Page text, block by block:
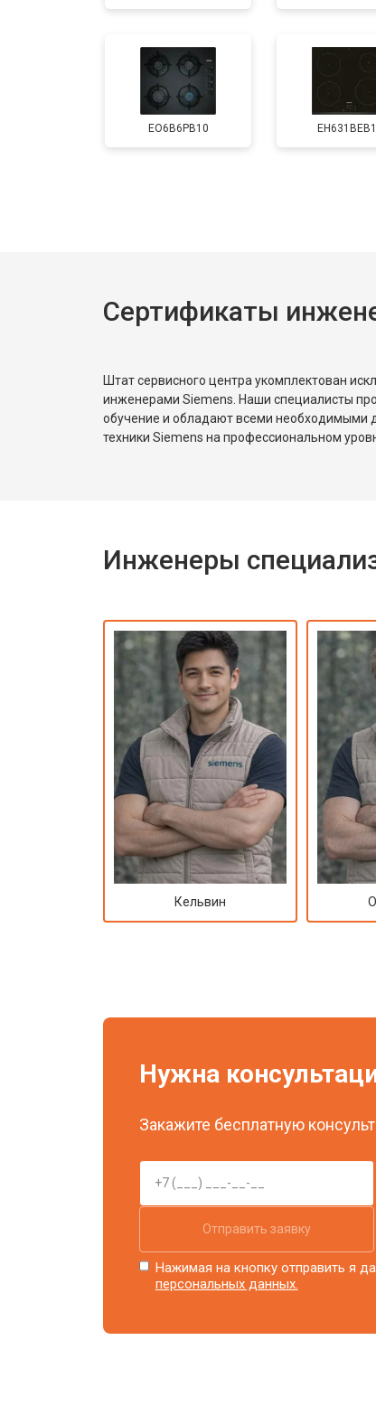
EO6B6PB10
Сертификаты
Штат сервисного центра укомплектован
инженерами Siemens. Наши специалисты
обучение и обладают всеми необходимыми
техники Siemens на профессиональном
Инженеры
Кельвин
Нужна
Закажите бесплатную
Отправить заявку
Нажимая на кнопку отправить я
персональных данных.